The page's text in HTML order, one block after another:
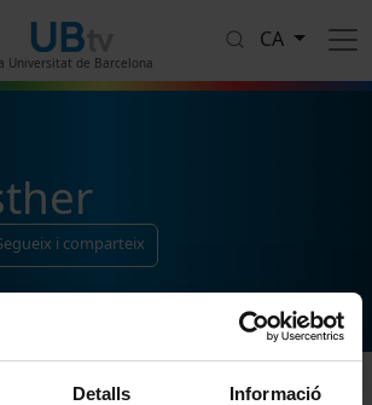
Detalls Informació
Universitat de Barcelona
CA
i comparteix